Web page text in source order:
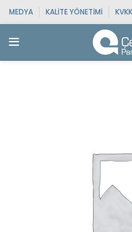
MEDYA KALITE YÖNETIMI KVKK